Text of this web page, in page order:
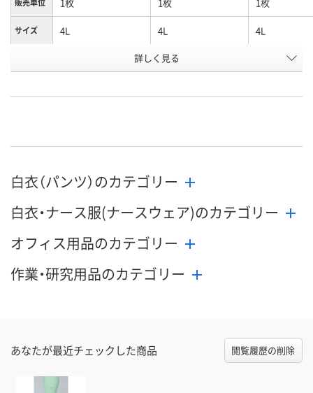
サイズ 4L 4L 4L
バニラ
号
お届け日 8月25日（火）まで 8月25日（火）
メーカー都合により
販売停止中です
数量
カゴへ カ
詳しく見る
白衣（パンツ）のカテゴリー
白衣・ナース服(ナースウェア)のカテゴリー
オフィス用品のカテゴリー
作業・研究用品のカテゴリー
あなたが最近チェックした商品 閲覧履歴の削除